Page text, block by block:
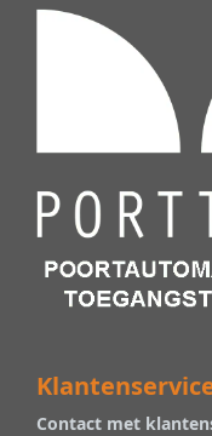
Contact met